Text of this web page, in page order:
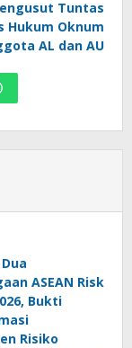
Tuntas
Hukum Oknum
AL dan AU
ASEAN Risk
Bukti
Risiko